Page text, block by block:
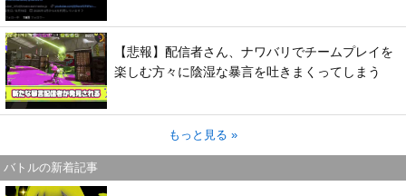
【悲報】配信者さん、ナワバリでチームプレイを
楽しむ方々に陰湿な暴言を吐きまくってしまう
もっと見る »
バトルの新着記事